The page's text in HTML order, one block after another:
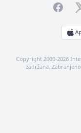
Copyright 2000-2026
zadržana.